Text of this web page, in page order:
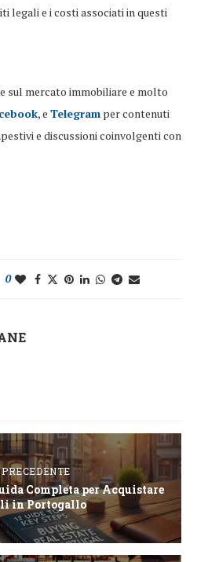
legali e i costi associati in questi
sul mercato immobiliare e molto
, e Telegram per contenuti
e discussioni coinvolgenti con
0
Completa per Acquistare
in Portogallo